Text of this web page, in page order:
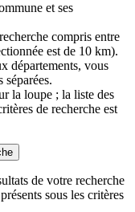
et ses
compris entre
est de 10 km).
départements, vous
la loupe ; la liste des
de recherche est
de votre recherche
sous les critères